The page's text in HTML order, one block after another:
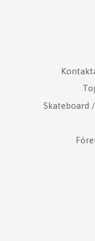
Skateboard